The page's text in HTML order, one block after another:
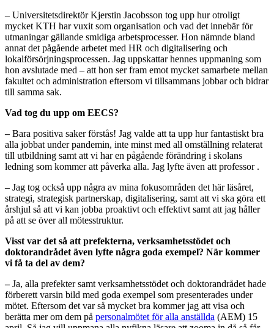
– Universitetsdirektör Kjerstin Jacobsson tog upp hur otroligt
mycket KTH har vuxit som organisation och vad det innebär för
utmaningar gällande smidiga arbetsprocesser. Hon nämnde bland
annat det pågående arbetet med HR och digitalisering och
lokalförsörjningsprocessen. Jag uppskattar hennes uppmaning som
hon avslutade med – att hon ser fram emot mycket samarbete mellan
fakultet och administration eftersom vi tillsammans jobbar och bidrar
till samma sak.
Vad tog du upp om EECS?
–Bara positiva saker förstås! Jag valde att ta upp hur fantastiskt bra
alla jobbat under pandemin, inte minst med all omställning relaterat
till utbildning samt att vi har en pågående förändring i skolans
ledning som kommer att påverka alla. Jag lyfte även att professor .
– Jag tog också upp några av mina fokusområden det här läsåret,
strategi, strategisk partnerskap, digitalisering, samt att vi ska göra ett
årshjul så att vi kan jobba proaktivt och effektivt samt att jag håller
på att se över all mötesstruktur.
Visst var det så att prefekterna, verksamhetsstödet och
doktorandrådet även lyfte några goda exempel? När kommer
vi få ta del av dem?
–Ja, alla prefekter samt verksamhetsstödet och doktorandrådet hade
förberett varsin bild med goda exempel som presenterades under
mötet. Eftersom det var så mycket bra kommer jag att visa och
berätta mer om dem på personalmötet för alla anställda (AEM) 15